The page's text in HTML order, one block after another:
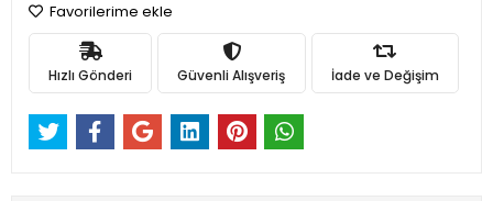
Favorilerime ekle
Hızlı Gönderi Güvenli Alışveriş İade ve Değişim